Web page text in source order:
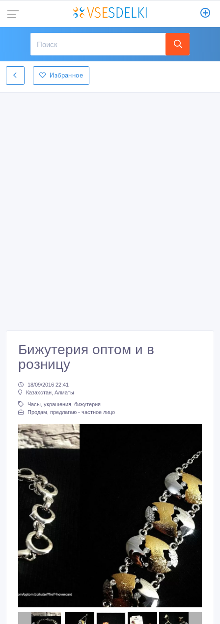
Избранное
Бижутерия оптом и в
розницу
18/09/2016 22:41
Казахстан, Алматы
Часы, украшения, бижутерия
Продам, предлагаю - частное лицо